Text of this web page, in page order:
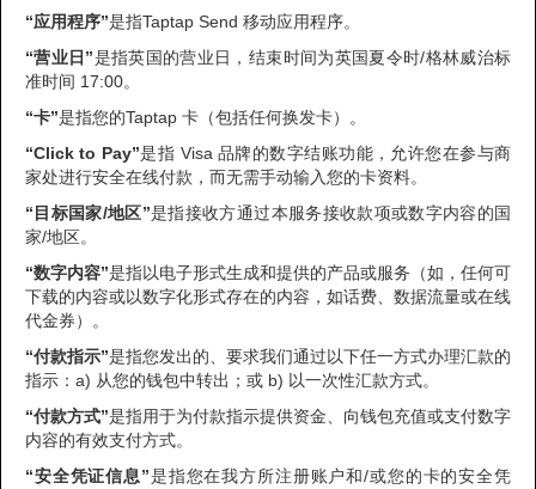
“应用程序”是指Taptap Send 移动应用程序。
“营业日”是指英国的营业日，结束时间为英国夏令时/格林威治标
准时间 17:00。
“卡”是指您的Taptap 卡（包括任何换发卡）。
“Click to Pay”是指 Visa 品牌的数字结账功能，允许您在参与商
家处进行安全在线付款，而无需手动输入您的卡资料。
“目标国家/地区”是指接收方通过本服务接收款项或数字内容的国
家/地区。
“数字内容”是指以电子形式生成和提供的产品或服务（如，任何可
下载的内容或以数字化形式存在的内容，如话费、数据流量或在线
代金券）。
“付款指示”是指您发出的、要求我们通过以下任一方式办理汇款的
指示：a) 从您的钱包中转出；或 b) 以一次性汇款方式。
“付款方式”是指用于为付款指示提供资金、向钱包充值或支付数字
内容的有效支付方式。
“安全凭证信息”是指您在我方所注册账户和/或您的卡的安全凭